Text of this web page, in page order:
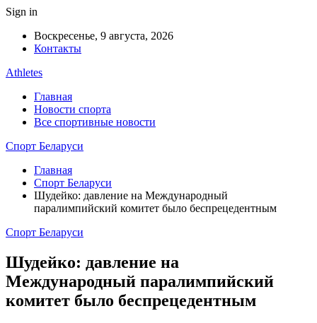
Sign in
Воскресенье, 9 августа, 2026
Контакты
Athletes
Главная
Новости спорта
Все спортивные новости
Спорт Беларуси
Главная
Спорт Беларуси
Шудейко: давление на Международный
паралимпийский комитет было беспрецедентным
Спорт Беларуси
Шудейко: давление на
Международный паралимпийский
комитет было беспрецедентным